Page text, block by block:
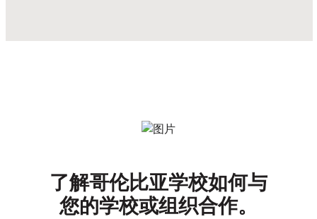
了解哥伦比亚学校如何与
您的学校或组织合作。